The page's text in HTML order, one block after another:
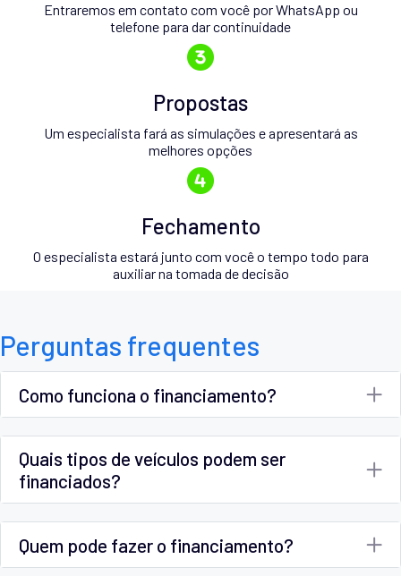
Entraremos em contato com você por WhatsApp ou
telefone para dar continuidade
Propostas
Um especialista fará as simulações e apresentará as
melhores opções
Fechamento
O especialista estará junto com você o tempo todo para
auxiliar na tomada de decisão
Perguntas frequentes
Como funciona o financiamento?
Quais tipos de veículos podem ser
financiados?
Quem pode fazer o financiamento?